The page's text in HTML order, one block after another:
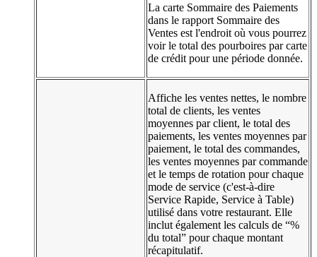
La carte Sommaire des Paiements
dans le rapport Sommaire des
Ventes est l'endroit où vous pourrez
voir le total des pourboires par carte
de crédit pour une période donnée.
Affiche les ventes nettes, le nombre
total de clients, les ventes
moyennes par client, le total des
paiements, les ventes moyennes par
paiement, le total des commandes,
les ventes moyennes par commande
et le temps de rotation pour chaque
mode de service (c'est-à-dire
Service Rapide, Service à Table)
utilisé dans votre restaurant. Elle
inclut également les calculs de “%
du total” pour chaque montant
récapitulatif.